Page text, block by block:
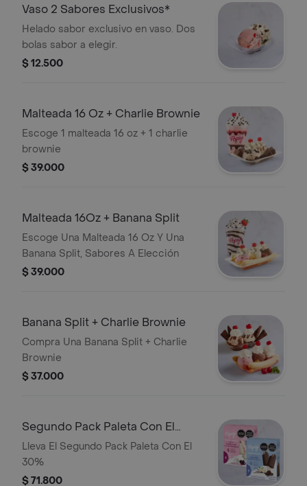
Vaso 2 Sabores Exclusivos*
Helado sabor exclusivo en vaso. Dos
bolas sabor a elegir.
$ 12.500
Malteada 16 Oz + Charlie Brownie
Escoge 1 malteada 16 oz + 1 charlie
brownie
$ 39.000
Malteada 16Oz + Banana Split
Escoge Una Malteada 16 Oz Y Una
Banana Split, Sabores A Elección
$ 39.000
Banana Split + Charlie Brownie
Compra Una Banana Split + Charlie
Brownie
$ 37.000
Segundo Pack Paleta Con El
30%
Lleva El Segundo Pack Paleta Con El
30%
$ 71.800